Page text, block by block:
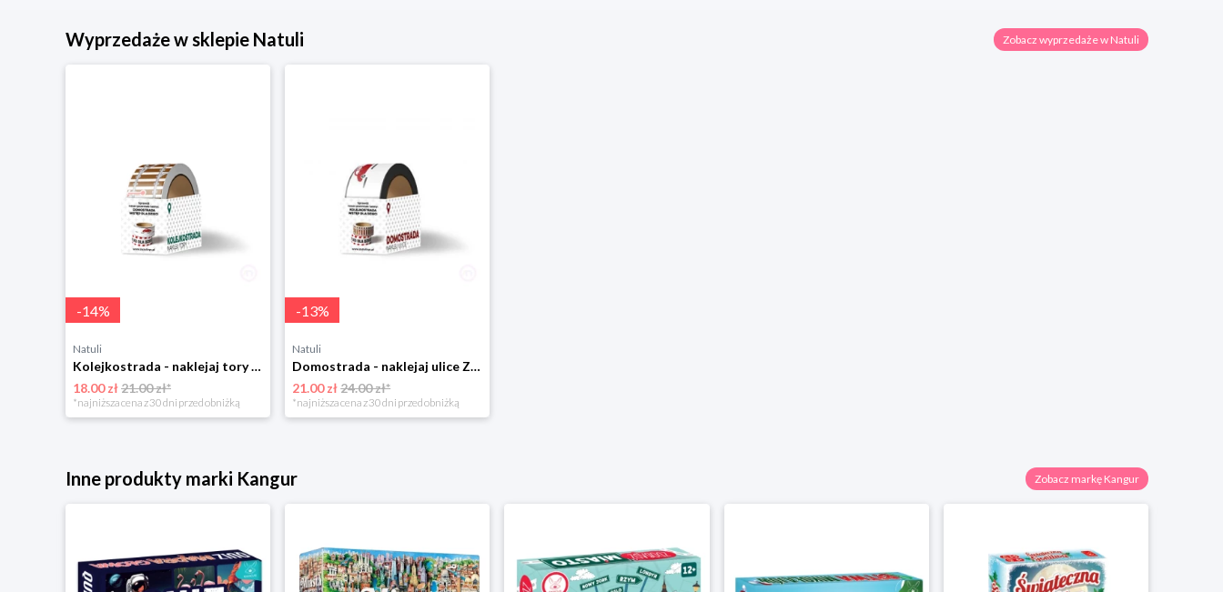
Wyprzedaże w sklepie Natuli Zobacz wyprzedaże w Natuli
-14%
Natuli
Kolejkostrada - naklejaj tory Zuzutoys
18.00 zł21.00 zł*
*najniższa cena z 30 dni przed obniżką
-13%
Natuli
Domostrada - naklejaj ulice Zuzutoys
21.00 zł24.00 zł*
*najniższa cena z 30 dni przed obniżką
Inne produkty marki Kangur Zobacz markę Kangur